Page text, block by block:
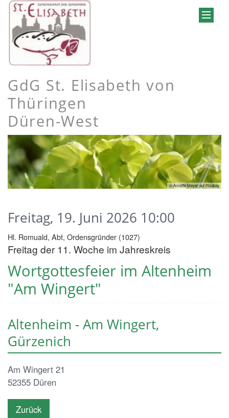
GdG St. Elisabeth von
Thüringen
Düren-West
© Annette Meyer auf Pixabay
Wortgottesfeier im Altenheim
"Am Wingert"
Freitag, 19. Juni 2026 10:00
Hl. Romuald, Abt, Ordensgründer (1027)
Freitag der 11. Woche im Jahreskreis
Altenheim - Am Wingert,
Gürzenich
Am Wingert 21
52355 Düren
Zurück